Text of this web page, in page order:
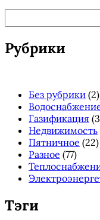
Рубрики
Без рубрики (2)
Газификация
Недвижимость
Пятничное (22)
Разное (77)
Тэги